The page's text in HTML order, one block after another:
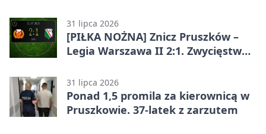
31 lipca 2026
[PIŁKA NOŻNA] Znicz Pruszków –
Legia Warszawa II 2:1. Zwycięstwo
minucie
31 lipca 2026
Ponad 1,5 promila za kierownicą w
Pruszkowie. 37-latek z zarzutem